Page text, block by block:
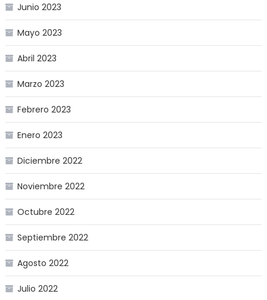
Junio 2023
Mayo 2023
Abril 2023
Marzo 2023
Febrero 2023
Enero 2023
Diciembre 2022
Noviembre 2022
Octubre 2022
Septiembre 2022
Agosto 2022
Julio 2022